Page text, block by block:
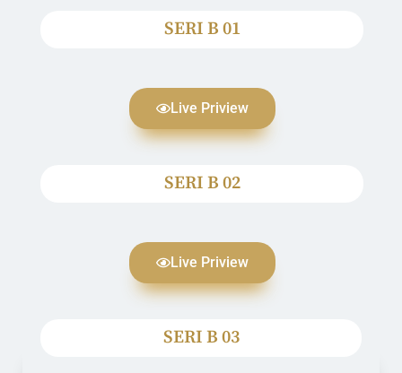
SERI B 01
Live Priview
SERI B 02
Live Priview
SERI B 03